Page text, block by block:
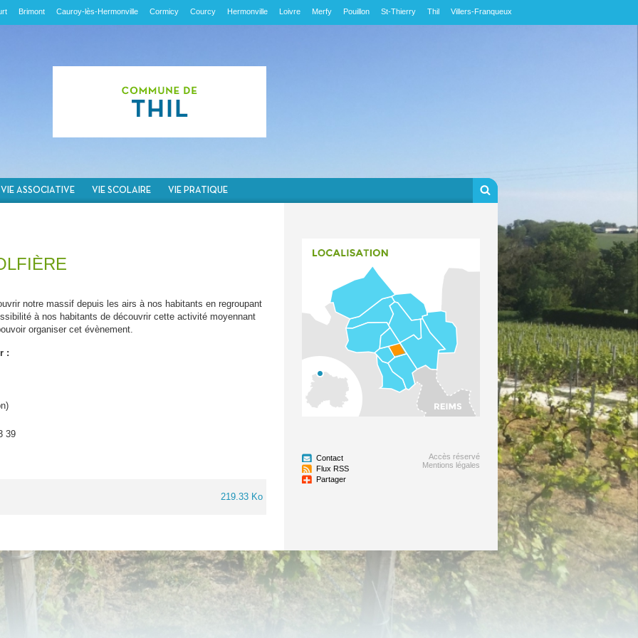
VIE ASSOCIATIVE VIE SCOLAIRE VIE PRATIQUE
recherche
Rechercher
notre massif depuis les airs à nos habitants en regroupant
à nos habitants de découvrir cette activité moyennant
organiser cet évènement.
:
39
219.33 Ko
Contact
Flux RSS
Partager
Accès réservé
Mentions légales
Brimont Cauroy-lès-Hermonville Cormicy Courcy Hermonville Loivre Merfy Pouillon St-Thierry Thil Villers-Franqueux